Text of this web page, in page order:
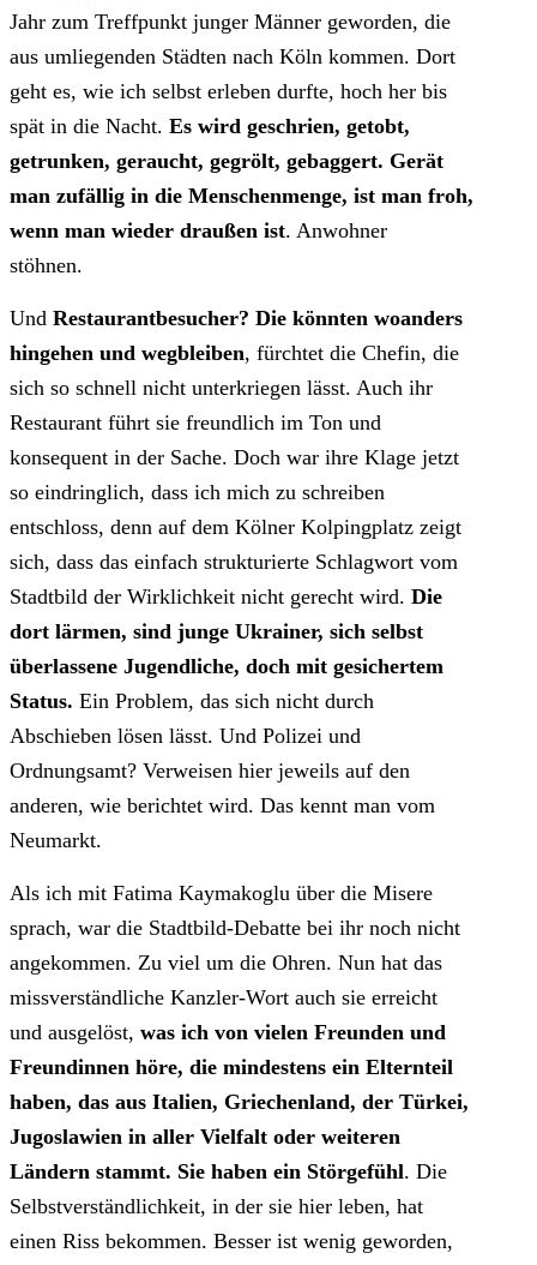
Jahr zum Treffpunkt junger Männer geworden, die
aus umliegenden Städten nach Köln kommen. Dort
geht es, wie ich selbst erleben durfte, hoch her bis
spät in die Nacht. Es wird geschrien, getobt,
getrunken, geraucht, gegrölt, gebaggert. Gerät
man zufällig in die Menschenmenge, ist man froh,
wenn man wieder draußen ist. Anwohner
stöhnen.
Und Restaurantbesucher? Die könnten woanders
hingehen und wegbleiben, fürchtet die Chefin, die
sich so schnell nicht unterkriegen lässt. Auch ihr
Restaurant führt sie freundlich im Ton und
konsequent in der Sache. Doch war ihre Klage jetzt
so eindringlich, dass ich mich zu schreiben
entschloss, denn auf dem Kölner Kolpingplatz zeigt
sich, dass das einfach strukturierte Schlagwort vom
Stadtbild der Wirklichkeit nicht gerecht wird. Die
dort lärmen, sind junge Ukrainer, sich selbst
überlassene Jugendliche, doch mit gesichertem
Status. Ein Problem, das sich nicht durch
Abschieben lösen lässt. Und Polizei und
Ordnungsamt? Verweisen hier jeweils auf den
anderen, wie berichtet wird. Das kennt man vom
Neumarkt.
Als ich mit Fatima Kaymakoglu über die Misere
sprach, war die Stadtbild-Debatte bei ihr noch nicht
angekommen. Zu viel um die Ohren. Nun hat das
missverständliche Kanzler-Wort auch sie erreicht
und ausgelöst, was ich von vielen Freunden und
Freundinnen höre, die mindestens ein Elternteil
haben, das aus Italien, Griechenland, der Türkei,
Jugoslawien in aller Vielfalt oder weiteren
Ländern stammt. Sie haben ein Störgefühl. Die
Selbstverständlichkeit, in der sie hier leben, hat
einen Riss bekommen. Besser ist wenig geworden,